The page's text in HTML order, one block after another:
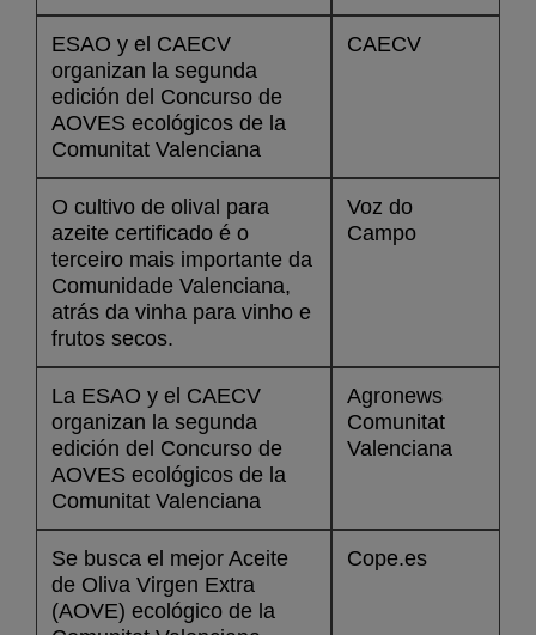
ESAO y el CAECV
organizan la segunda
edición del Concurso de
AOVES ecológicos de la
Comunitat Valenciana
CAECV
O cultivo de olival para
azeite certificado é o
terceiro mais importante da
Comunidade Valenciana,
atrás da vinha para vinho e
frutos secos.
Voz do
Campo
La ESAO y el CAECV
organizan la segunda
edición del Concurso de
AOVES ecológicos de la
Comunitat Valenciana
Agronews
Comunitat
Valenciana
Se busca el mejor Aceite
de Oliva Virgen Extra
(AOVE) ecológico de la
Cope.es